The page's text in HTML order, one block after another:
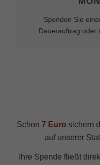
Spenden Sie
Dauerauftrag oder
Schon7 Euro sichern
auf unserer
Ihre Spende fließt